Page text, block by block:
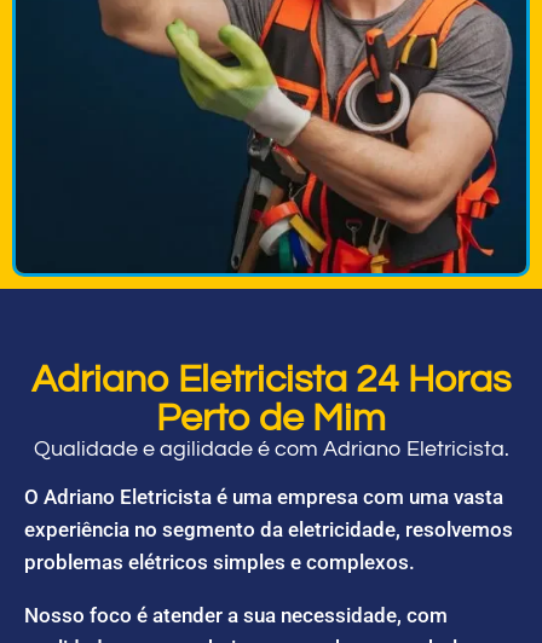
Adriano Eletricista 24 Horas
Perto de Mim
Qualidade e agilidade é com Adriano Eletricista.
O Adriano Eletricista é uma empresa com uma vasta
experiência no segmento da eletricidade, resolvemos
problemas elétricos simples e complexos.
Nosso foco é atender a sua necessidade, com